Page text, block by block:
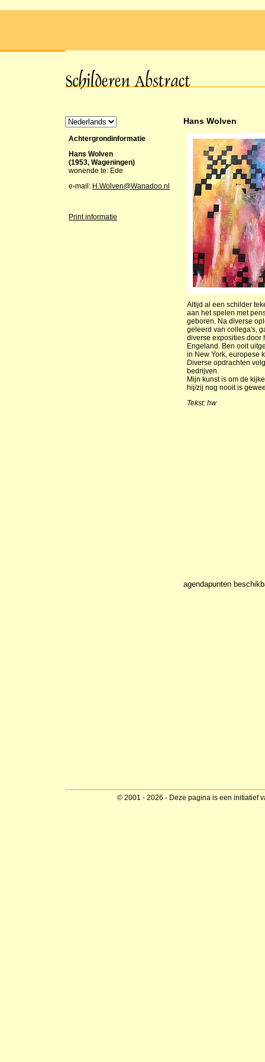
Achtergrondinformatie
Hans Wolven
(1953, Wageningen)
wonende te: Ede
e-mail: H.Wolven@Wanadoo.nl
Print informatie
Hans Wolven
Altijd al een schilder
aan het spelen met
geboren. Na diverse
geleerd van collega's,
diverse exposities door
Engeland. Ben ooit
in New York, europese
Diverse opdrachten
bedrijven.
Mijn kunst is om de
hij/zij nog nooit is
Tekst: hw
agendapunten
© 2001 - 2026 - Deze pagina is een initiatief